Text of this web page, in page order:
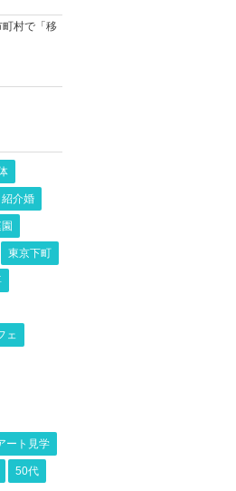
町村で「移
紹介婚
東京下町
ェ
ート見学
50代